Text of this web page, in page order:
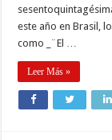
este año en Brasil,
como _¨El …
Leer Más »